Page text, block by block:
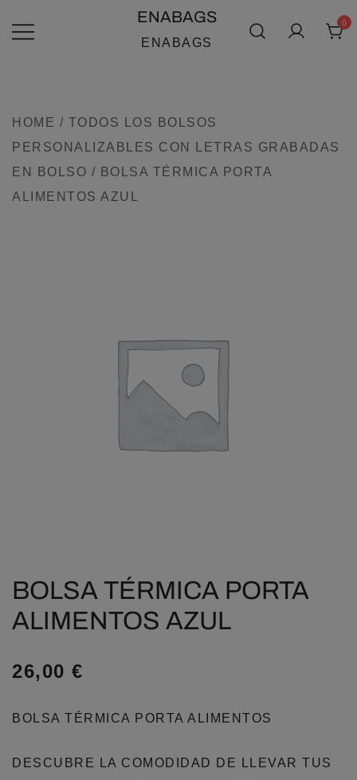
AL
ENABAGS
ENABAGS
0
HOME / TODOS LOS BOLSOS
PERSONALIZABLES CON LETRAS GRABADAS
EN BOLSO / BOLSA TÉRMICA PORTA
ALIMENTOS AZUL
BOLSA TÉRMICA PORTA
ALIMENTOS AZUL
26,00 €
BOLSA TÉRMICA PORTA ALIMENTOS
DESCUBRE LA COMODIDAD DE LLEVAR TUS